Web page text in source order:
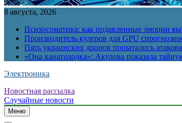
8 августа, 2026
Психосоматика: как подавленные эмоции
Производитель кулеров для GPU
Пять украинских дронов попытались
«Она канатоходка»: Акулова показала
Электроника
Новостная рассылка
Случайные новости
Меню